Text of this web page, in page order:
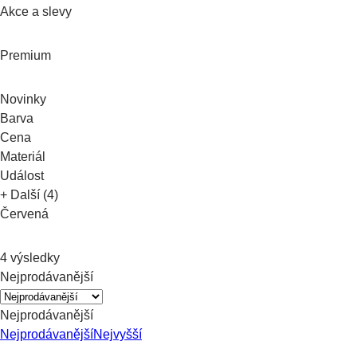
Akce a slevy
Premium
Novinky
Barva
Cena
Materiál
Událost
+ Další (4)
Červená
4 výsledky
Nejprodávanější
Nejprodávanější
NejprodávanějšíNejvyšší